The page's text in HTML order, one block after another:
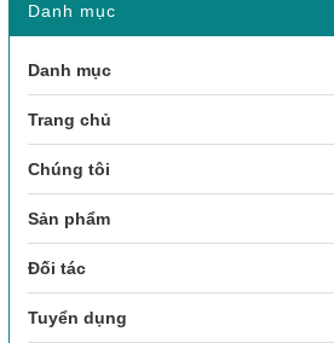
Danh mục
Danh mục
Trang chủ
Chúng tôi
Sản phẩm
Đối tác
Tuyển dụng